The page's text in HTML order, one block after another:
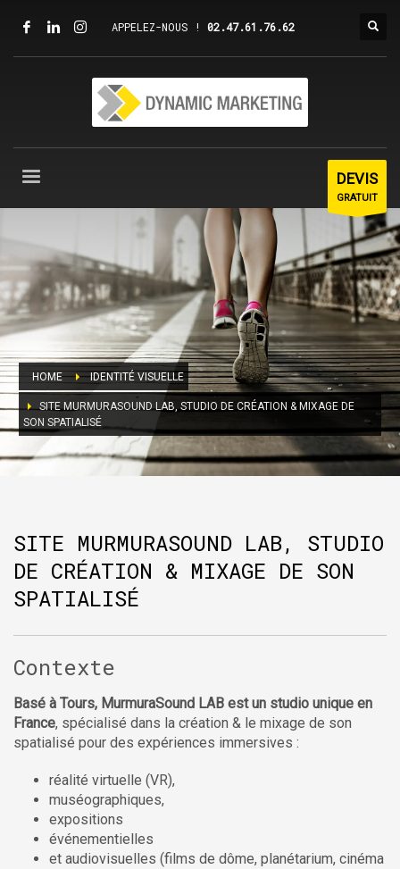
APPELEZ-NOUS ! 02.47.61.76.62
DEVIS
GRATUIT
HOME IDENTITÉ VISUELLE
SITE MURMURASOUND LAB, STUDIO DE CRÉATION & MIXAGE DE
SON SPATIALISÉ
SITE MURMURASOUND LAB, STUDIO
DE CRÉATION & MIXAGE DE SON
SPATIALISÉ
Contexte
Basé à Tours, MurmuraSound LAB est un studio unique en
France, spécialisé dans la création & le mixage de son
spatialisé pour des expériences immersives :
réalité virtuelle (VR),
muséographiques,
expositions
événementielles
et audiovisuelles (films de dôme, planétarium, cinéma